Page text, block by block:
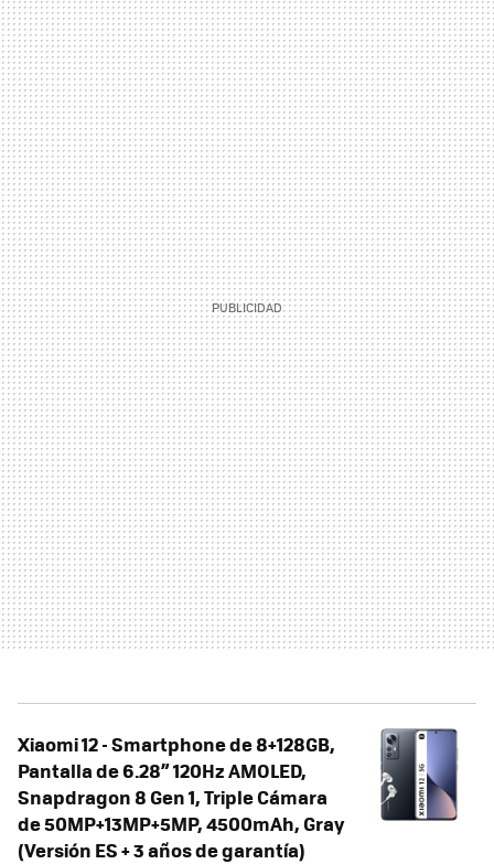
Xiaomi 12 - Smartphone de 8+128GB,
Pantalla de 6.28” 120Hz AMOLED,
Snapdragon 8 Gen 1, Triple Cámara
de 50MP+13MP+5MP, 4500mAh, Gray
(Versión ES + 3 años de garantía)